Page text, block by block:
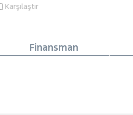
Karşılaştır
Finansman